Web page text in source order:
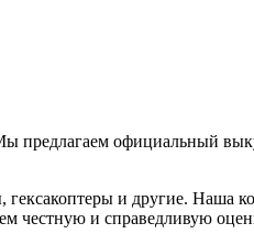
предлагаем официальный
и другие. Наша
честную и справедливую